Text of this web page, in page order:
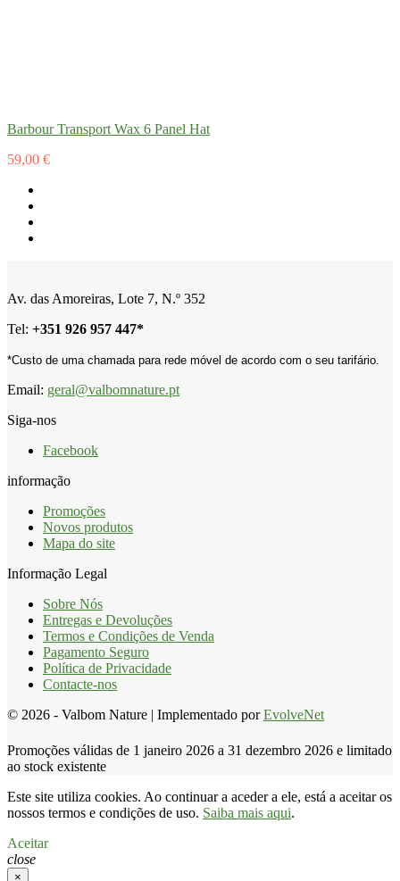
Barbour Transport Wax 6 Panel Hat
59,00 €
Av. das Amoreiras, Lote 7, N.º 352
Tel: +351 926 957 447*
*Custo de uma chamada para rede móvel de acordo com o seu tarifário.
Email: geral@valbomnature.pt
Siga-nos
Facebook
informação
Promoções
Novos produtos
Mapa do site
Informação Legal
Sobre Nós
Entregas e Devoluções
Termos e Condições de Venda
Pagamento Seguro
Política de Privacidade
Contacte-nos
© 2026 - Valbom Nature | Implementado porEvolveNet
Promoções válidas de 1 janeiro 2026 a 31 dezembro 2026 e limitado
ao stock existente
Este site utiliza cookies. Ao continuar a aceder a ele, está a aceitar os
nossos termos e condições de uso. Saiba mais aqui.
Aceitar
close
×